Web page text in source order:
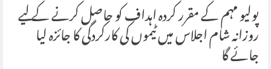
پولیو مہم کے مقرر کردہ اہداف کو حاصل کرنے کے لیے
روزانہ شام اجلاس میں ٹیموں کی کارکردگی کا جائزہ لیا
جائے گا